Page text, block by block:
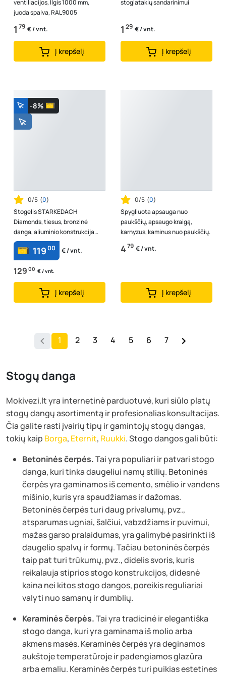
ventiliacijos, Ilgis 1000 mm,
juoda spalva, RAL9005
1 79 € / vnt.
Į krepšelį
stoglatakių sandarinimui
1 29 € / vnt.
Į krepšelį
-8%
0/5 (0)
Stogelis STARKEDACH
Diamonds, tiesus, bronzinė
danga, aliuminio konstrukcija
ruda RAL 8017
11900 € / vnt.
129 00 € / vnt.
Į krepšelį
0/5 (0)
Spygliuota apsauga nuo
paukščių, apsaugo kraigą,
karnyzus, kaminus nuo paukščių.
479 € / vnt.
Į krepšelį
1 2 3 4 5 6 7
Stogų danga
Mokivezi.lt yra internetinė parduotuvė, kuri siūlo platų
stogų dangų asortimentą ir profesionalias konsultacijas.
Čia galite rasti įvairių tipų ir gamintojų stogų dangas,
tokių kaip Borga, Eternit, Ruukki. Stogo dangos gali būti:
Betoninės čerpės.Tai yra populiari ir patvari stogo
danga, kuri tinka daugeliui namų stilių. Betoninės
čerpės yra gaminamos iš cemento, smėlio ir vandens
mišinio, kuris yra spaudžiamas ir dažomas.
Betoninės čerpės turi daug privalumų, pvz.,
atsparumas ugniai, šalčiui, vabzdžiams ir puvimui,
mažas garso pralaidumas, yra galimybė pasirinkti iš
daugelio spalvų ir formų. Tačiau betoninės čerpės
taip pat turi trūkumų, pvz., didelis svoris, kuris
reikalauja stiprios stogo konstrukcijos, didesnė
kaina nei kitos stogo dangos, poreikis reguliariai
valyti nuo samanų ir dumblių.
Keraminės čerpės.Tai yra tradicinė ir elegantiška
stogo danga, kuri yra gaminama iš molio arba
akmens masės. Keraminės čerpės yra deginamos
aukštoje temperatūroje ir padengiamos glazūra
arba emaliu. Keraminės čerpės turi puikias estetines